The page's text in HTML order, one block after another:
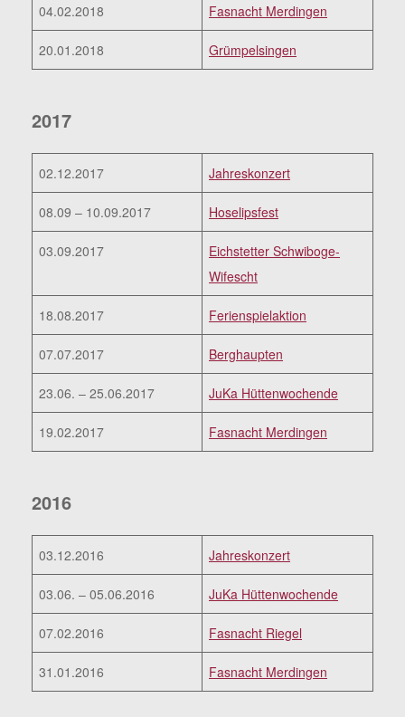
04.02.2018 Fasnacht Merdingen
20.01.2018 Grümpelsingen
2017
02.12.2017 Jahreskonzert
08.09 – 10.09.2017 Hoselipsfest
03.09.2017
Eichstetter Schwiboge-
Wifescht
18.08.2017 Ferienspielaktion
07.07.2017 Berghaupten
23.06. – 25.06.2017 JuKa Hüttenwochende
19.02.2017 Fasnacht Merdingen
2016
03.12.2016 Jahreskonzert
03.06. – 05.06.2016 JuKa Hüttenwochende
07.02.2016 Fasnacht Riegel
31.01.2016 Fasnacht Merdingen